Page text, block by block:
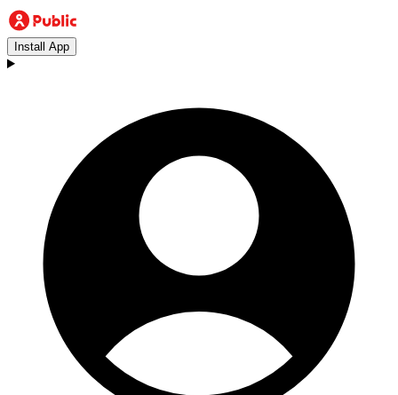
Install App